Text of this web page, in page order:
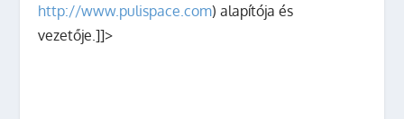
http://www.pulispace.com) alapítója és
vezetője.]]>